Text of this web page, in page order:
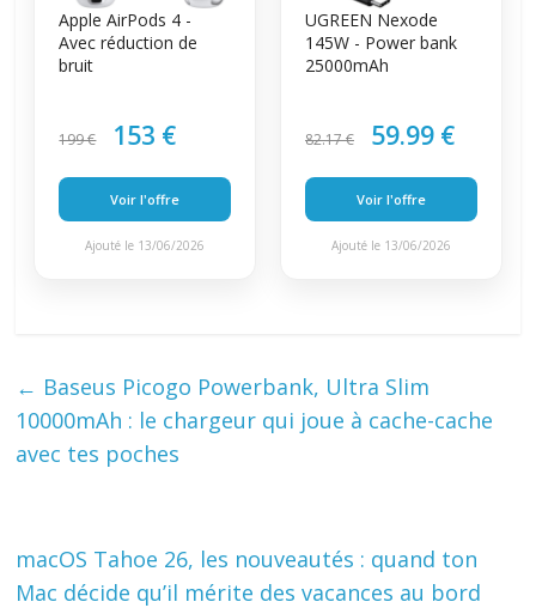
Apple AirPods 4 -
Avec réduction de
bruit
199 € 153 €
Voir l'offre
Ajouté le 13/06/2026
UGREEN Nexode
145W - Power bank
25000mAh
82.17 € 59.99 €
Voir l'offre
Ajouté le 13/06/2026
← Baseus Picogo Powerbank, Ultra Slim
10000mAh : le chargeur qui joue à cache-cache
avec tes poches
macOS Tahoe 26, les nouveautés : quand ton
Mac décide qu’il mérite des vacances au bord